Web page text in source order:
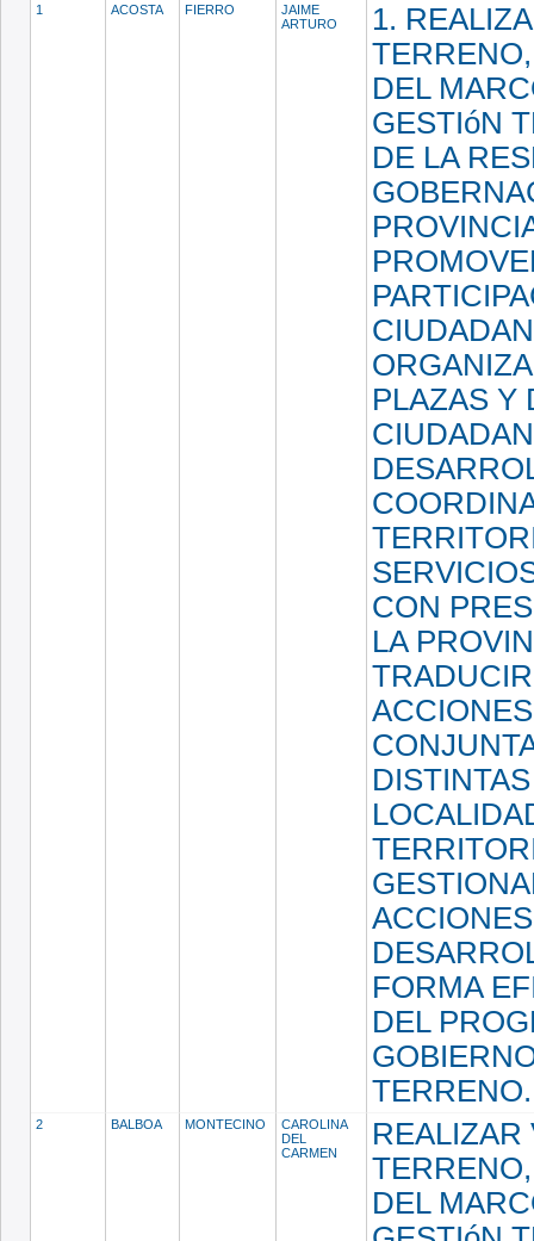
1 ACOSTA FIERRO
JAIME
ARTURO
1.
DEL
GESTIóN
DE LA
PLAZAS Y
CON
LA
ACCIONES
DISTINTAS
FORMA
DEL
2 BALBOA MONTECINO
CAROLINA
DEL
CARMEN
REALIZAR
DEL